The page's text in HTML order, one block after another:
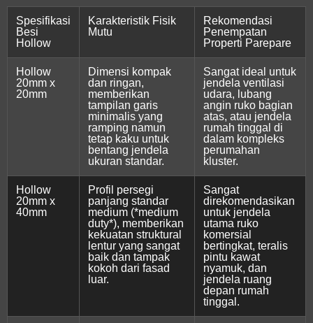
Spesifikasi
Besi
Hollow
Karakteristik Fisik
Mutu
Rekomendasi
Penempatan
Properti Parepare
Hollow
20mm x
20mm
Dimensi kompak
dan ringan,
memberikan
tampilan garis
minimalis yang
ramping namun
tetap kaku untuk
bentang jendela
ukuran standar.
Sangat ideal untuk
jendela ventilasi
udara, lubang
angin ruko bagian
atas, atau jendela
rumah tinggal di
dalam kompleks
perumahan
kluster.
Hollow
20mm x
40mm
Profil persegi
panjang standar
medium (*medium
duty*), memberikan
kekuatan struktural
lentur yang sangat
baik dan tampak
kokoh dari fasad
luar.
Sangat
direkomendasikan
untuk jendela
utama ruko
komersial
bertingkat, teralis
pintu kawat
nyamuk, dan
jendela ruang
depan rumah
tinggal.